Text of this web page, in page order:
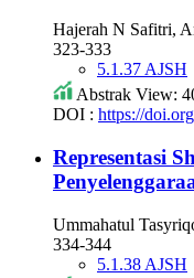
Hajerah N Safitri,
323-333
5.1.37 AJSH
Abstrak View:
DOI : https://
Representasi
Ummahatul
334-344
5.1.38 AJSH